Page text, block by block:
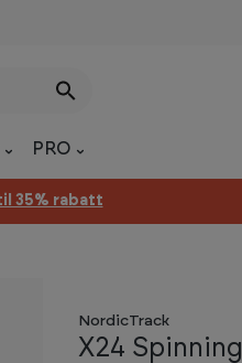
PRO
35% rabatt
NordicTrack
X24